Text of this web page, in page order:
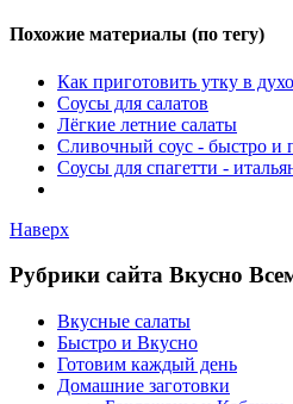
Похожие материалы (по тегу)
Как приготовить утку в
Соусы для салатов
Лёгкие летние салаты
Сливочный соус - быстро и
Соусы для спагетти -
Наверх
Рубрики сайта Вкусно
Вкусные салаты
Быстро и Вкусно
Готовим каждый день
Домашние заготовки